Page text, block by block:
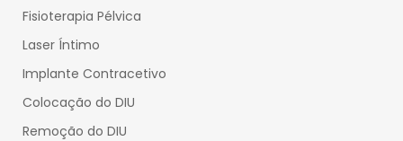
Fisioterapia Pélvica
Laser Íntimo
Implante Contracetivo
Colocação do DIU
Remoção do DIU